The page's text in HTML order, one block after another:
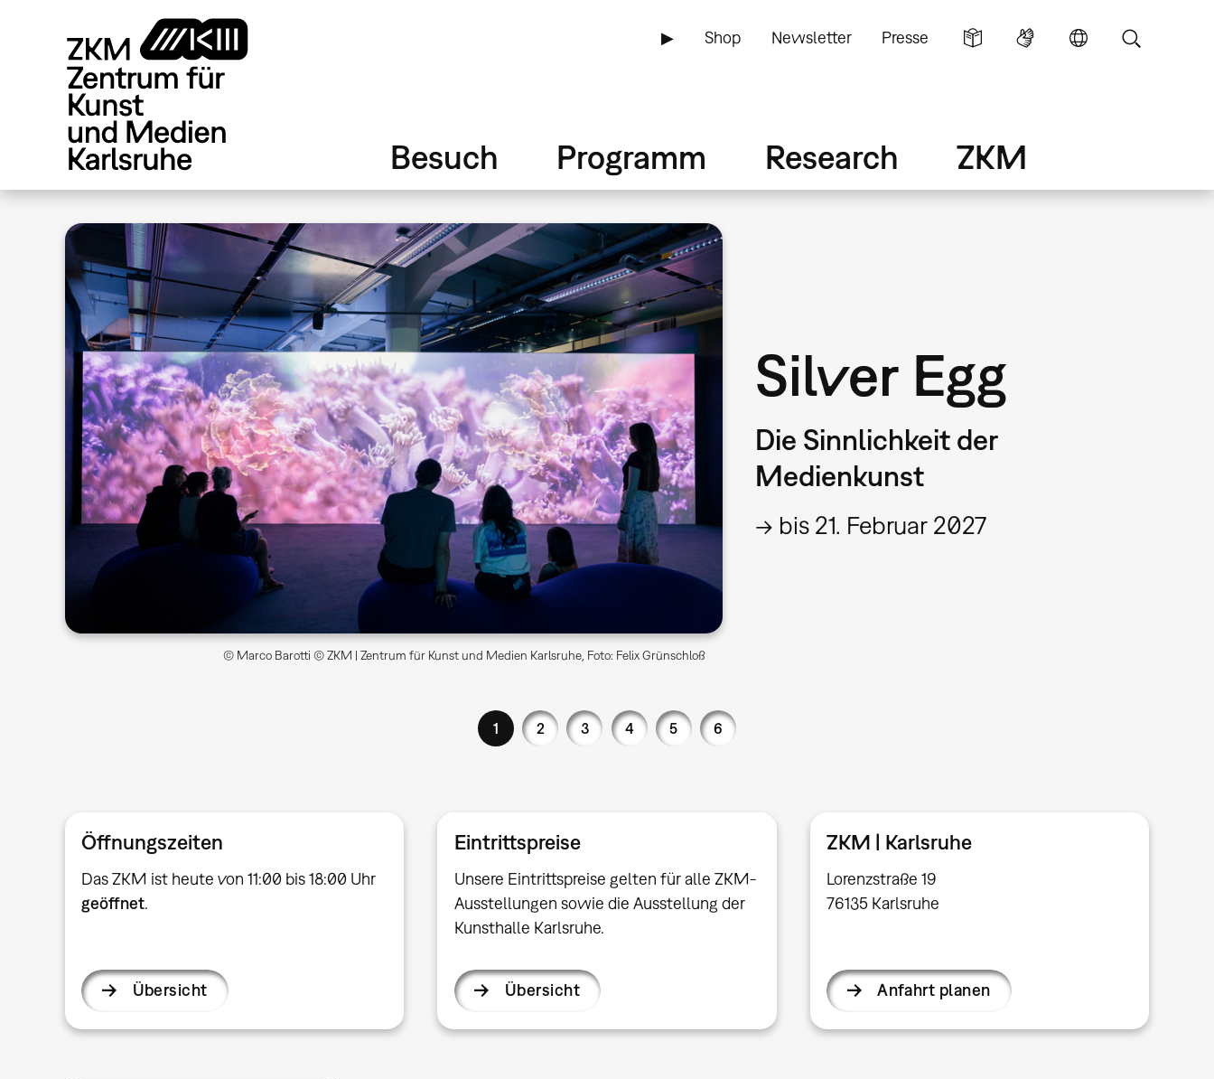
▶ Shop Newsletter Presse
Besuch Programm Research ZKM
© Marco Barotti © ZKM | Zentrum für Kunst und Medien Karlsruhe, Foto: Felix Grünschloß
Silver Egg
Die Sinnlichkeit der
Medienkunst
→ bis 21. Februar 2027
1 2 3 4 5 6
Öffnungszeiten
Das ZKM ist heute von 11:00 bis 18:00 Uhr
geöffnet.
Übersicht
Eintrittspreise
Unsere Eintrittspreise gelten für alle ZKM-
Ausstellungen sowie die Ausstellung der
Kunsthalle Karlsruhe.
Übersicht
ZKM | Karlsruhe
Lorenzstraße 19
76135 Karlsruhe
Anfahrt planen